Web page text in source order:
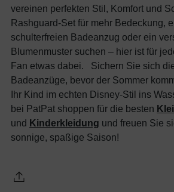
vereinen perfekten Stil, Komfort und
Rashguard-Set für mehr Bedeckung,
schulterfreien Badeanzug oder ein
Blumenmuster suchen – hier ist für
Fan etwas dabei. Sichern Sie sich
Badeanzüge, bevor der Sommer
Ihr Kind im echten Disney-Stil ins
bei PatPat shoppen für die besten
und Kinderkleidung und freuen Sie
sonnige, spaßige Saison!